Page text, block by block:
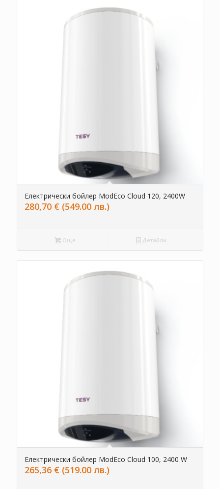
Електрически бойлер ModEco Cloud 120, 2400W
280,70 € (549.00 лв.)
Още Детайли
Електрически бойлер ModEco Cloud 100, 2400 W
265,36 € (519.00 лв.)